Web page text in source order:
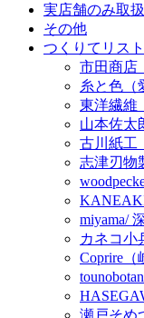
実店舗のみ取
その他
つくりてリスト
市田商店
糸と色（
東洋繊維
山本佐太
古川紙工
志津刃物
miyama/
カネコ小
Coprire（